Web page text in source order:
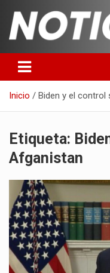
contenido
Noticias en
Inicio Biden y el control
Etiqueta:
Afganistan